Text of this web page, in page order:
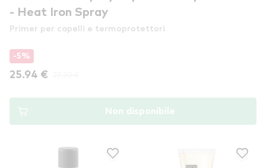
- Heat Iron Spray
Primer per capelli e termoprotettori
-5%
25.94 €
Non disponibile